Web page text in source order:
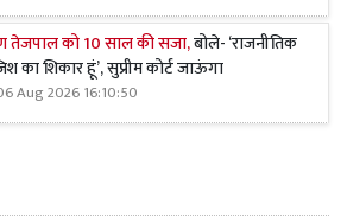
तेजपाल को 10 साल की सजा,बोले- ‘राजनीतिक
का शिकार हूं’, सुप्रीम कोर्ट जाऊंगा
Aug 2026 16:10:50